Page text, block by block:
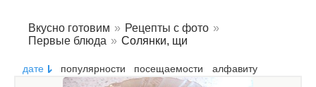
Вкусно готовим » Рецепты с фото »
Первые блюда » Солянки, щи
дате популярности посещаемости алфавиту